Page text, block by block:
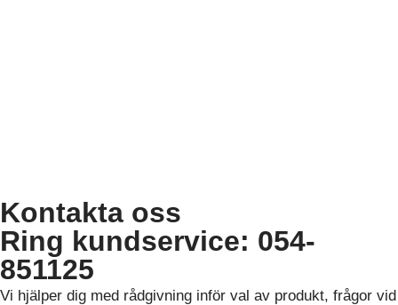
Kontakta oss
Ring kundservice: 054-
851125
Vi hjälper dig med rådgivning inför val av produkt, frågor vid